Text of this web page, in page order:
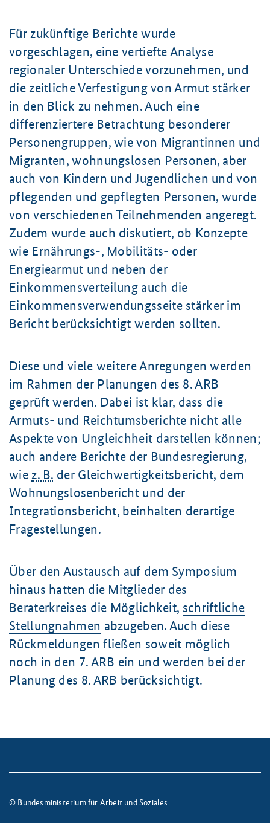
Für zukünftige Berichte wurde
vorgeschlagen, eine vertiefte Analyse
regionaler Unterschiede vorzunehmen, und
die zeitliche Verfestigung von Armut stärker
in den Blick zu nehmen. Auch eine
differenziertere Betrachtung besonderer
Personengruppen, wie von Migrantinnen und
Migranten, wohnungslosen Personen, aber
auch von Kindern und Jugendlichen und von
pflegenden und gepflegten Personen, wurde
von verschiedenen Teilnehmenden angeregt.
Zudem wurde auch diskutiert, ob Konzepte
wie Ernährungs-, Mobilitäts- oder
Energiearmut und neben der
Einkommensverteilung auch die
Einkommensverwendungsseite stärker im
Bericht berücksichtigt werden sollten.
Diese und viele weitere Anregungen werden
im Rahmen der Planungen des 8. ARB
geprüft werden. Dabei ist klar, dass die
Armuts- und Reichtumsberichte nicht alle
Aspekte von Ungleichheit darstellen können;
auch andere Berichte der Bundesregierung,
wiez. B. der Gleichwertigkeitsbericht, dem
Wohnungslosenbericht und der
Integrationsbericht, beinhalten derartige
Fragestellungen.
Über den Austausch auf dem Symposium
hinaus hatten die Mitglieder des
Beraterkreises die Möglichkeit, schriftliche
Stellungnahmen abzugeben. Auch diese
Rückmeldungen fließen soweit möglich
noch in den 7. ARB ein und werden bei der
Planung des 8. ARB berücksichtigt.
© Bundesministerium für Arbeit und Soziales